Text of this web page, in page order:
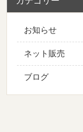
お知らせ
ネット販売
ブログ